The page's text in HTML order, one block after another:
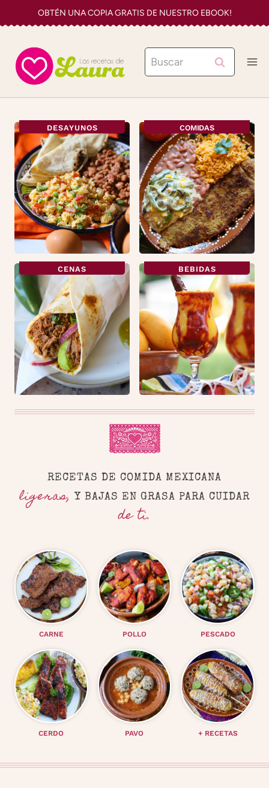
al
contenido
OBTÉN UNA COPIA GRATIS DE NUESTRO EBOOK!
Buscar:
DESAYUNOS COMIDAS
CENAS BEBIDAS
RECETAS DE COMIDA MEXICANA
ligeras, Y BAJAS EN GRASA PARA CUIDAR
de ti.
CARNE POLLO PESCADO
CERDO PAVO + RECETAS